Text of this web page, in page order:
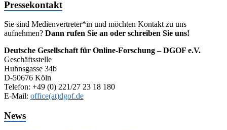
Pressekontakt
Sie sind Medienvertreter*in und möchten Kontakt zu uns
aufnehmen? Dann rufen Sie an oder schreiben Sie uns!
Deutsche Gesellschaft für Online-Forschung – DGOF e.V.
Geschäftsstelle
Huhnsgasse 34b
D-50676 Köln
Telefon: +49 (0) 221/27 23 18 180
E-Mail: office(at)dgof.de
News